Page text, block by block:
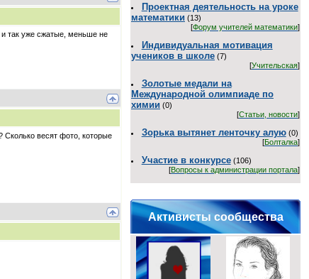
и так уже сжатые, меньше не
Сколько весят фото, которые
Проектная деятельность на уроке
математики (13)
[Форум учителей математики]
Индивидуальная мотивация
учеников в школе (7)
[Учительская]
Золотые медали на
Международной олимпиаде по
химии (0)
[Статьи, новости]
Зорька вытянет ленточку алую (0)
[Болталка]
Участие в конкурсе (106)
[Вопросы к администрации портала]
Активисты сообщества